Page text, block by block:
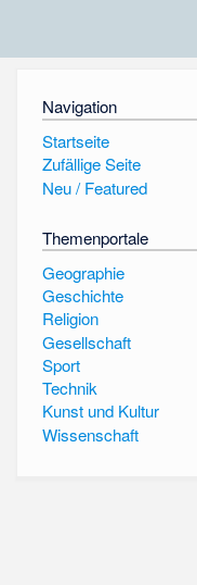
Navigation
Startseite
Zufällige Seite
Neu / Featured
Themenportale
Geographie
Geschichte
Religion
Gesellschaft
Sport
Technik
Kunst und Kultur
Wissenschaft